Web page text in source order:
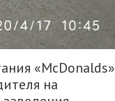
«McDonalds»
на